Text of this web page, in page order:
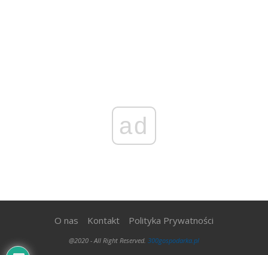
ad
O nas Kontakt Polityka Prywatności
@2020 - All Right Reserved. 300gospodarka.pl